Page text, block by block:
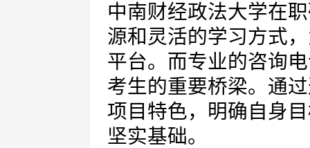
中南财经政法大学在
源和灵活的学习方式
平台。而专业的咨询
考生的重要桥梁。通
项目特色，明确自身
坚实基础。